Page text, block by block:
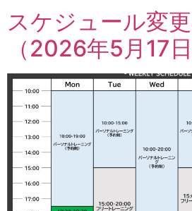
スケジュール変
（2026年5月17日